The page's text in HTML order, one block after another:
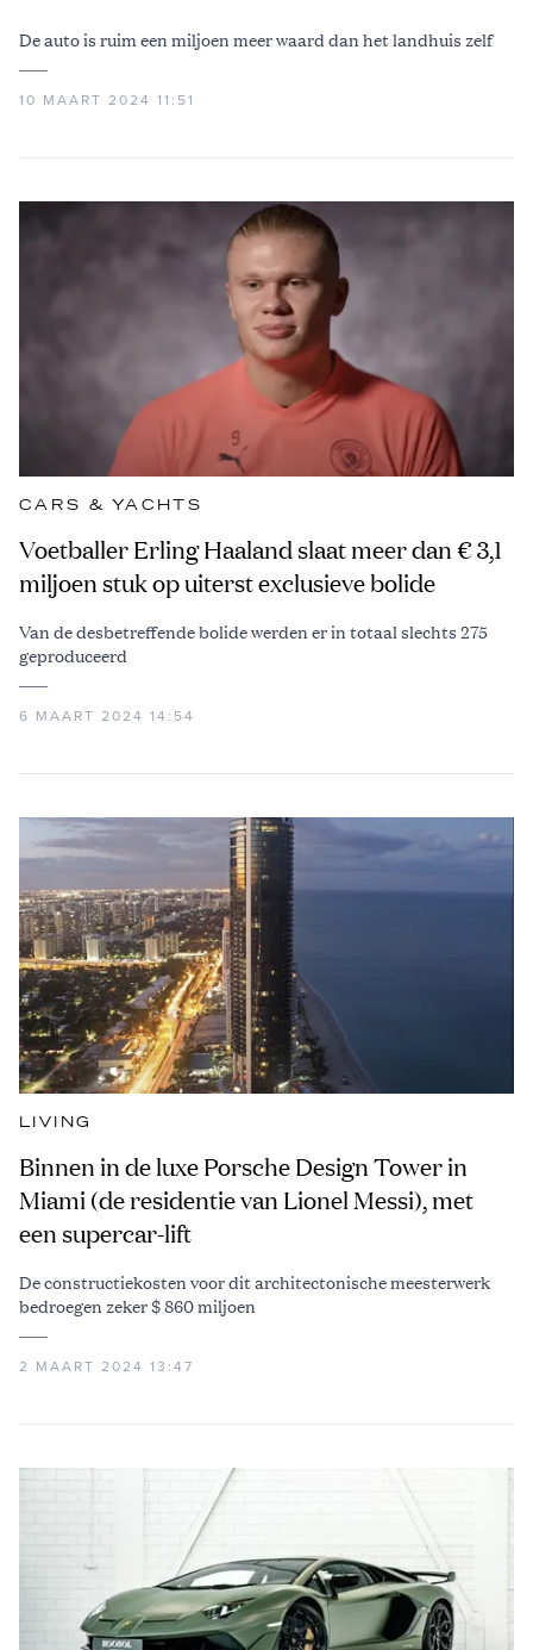
De auto is ruim een miljoen meer waard dan het landhuis zelf
10 MAART 2024 11:51
CARS & YACHTS
Voetballer Erling Haaland slaat meer dan € 3,1
miljoen stuk op uiterst exclusieve bolide
Van de desbetreffende bolide werden er in totaal slechts 275
geproduceerd
6 MAART 2024 14:54
LIVING
Binnen in de luxe Porsche Design Tower in
Miami (de residentie van Lionel Messi), met
een supercar-lift
De constructiekosten voor dit architectonische meesterwerk
bedroegen zeker $ 860 miljoen
2 MAART 2024 13:47